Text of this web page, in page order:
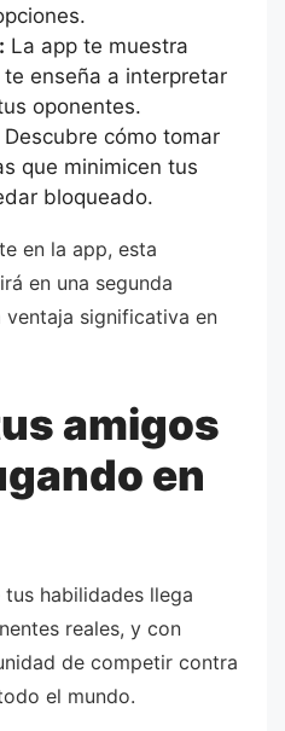
La app te muestra
enseña a interpretar
oponentes.
Descubre cómo tomar
que minimicen tus
bloqueado.
en la app, esta
en una segunda
ventaja significativa en
amigos
en
habilidades llega
reales, y con
de competir contra
el mundo.